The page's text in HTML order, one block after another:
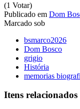
(1 Votar)
Publicado em Dom
Marcado sob
bsmarco2026
Dom Bosco
grigio
História
memorias
Itens